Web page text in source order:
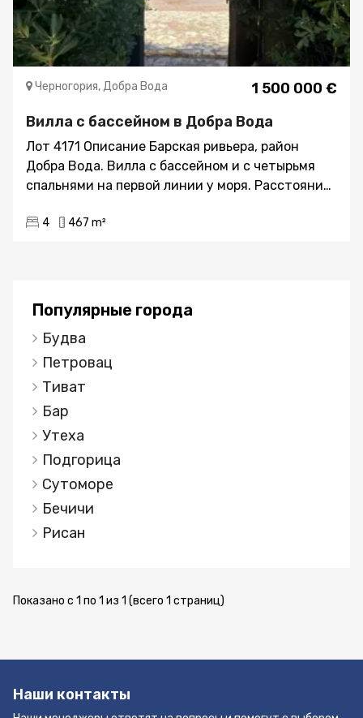
1 500 000 €
Черногория, Добра Вода
Вилла с бассейном в Добра Вода
Лот 4171 Описание Барская ривьера, район
Добра Вода. Вилла с бассейном и с четырьмя
спальнями на первой линии у моря. Расстояние
Площадь участка 568 кв.м. Этажей – три
этаж – гостиная, столовая, кухня, выход к
бассейну, сауна, душ, подсобное помещение
Второйи третий этажи - четыре спальни,
четыре санузла с душевыми кабинами,
туалетами и ванной Высокое качество
набережная, собственное центральное
автономное отопление, система безопасности
Недвижимость в Черногории с грамотным
расположением теперь рассматривается как
объекты для инвестиций с круглогодичной (а
не сезонной) доходностью. Инвестирование в
недвижимость у моря еще никогда не было
обусловлена стабильностью пассивного
въездом в Черногорию в ЕС, постоянное
увеличение потока туристов, низкий уровень
4 467 m²
Популярные города
Будва
Петровац
Тиват
Бар
Утеха
Подгорица
Сутоморе
Бечичи
Рисан
Показано с 1 по 1 из 1 (всего 1 страниц)
Наши контакты